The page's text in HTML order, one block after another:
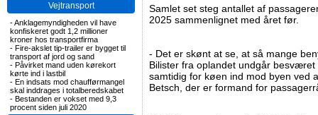
Vejtransport
-Anklagemyndigheden vil have
konfiskeret godt 1,2 millioner
kroner hos transportfirma
- Fire-akslet tip-trailer er bygget til
transport af jord og sand
- Påvirket mand uden kørekort
kørte ind i lastbil
- En indsats mod chaufførmangel
skal inddrages i totalberedskabet
- Bestanden er vokset med 9,3
procent siden juli 2020
Samlet set steg antallet af
2025 sammenlignet med året før.
- Det er skønt at se, at så mange
Bilister fra oplandet undgår
samtidig for køen ind mod byen ved
Betsch, der er formand for